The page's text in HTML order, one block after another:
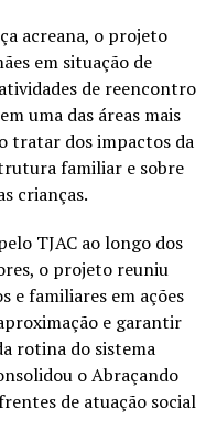
acreana, o projeto
em situação de
de reencontro
uma das áreas mais
tratar dos impactos da
familiar e sobre
crianças.
TJAC ao longo dos
o projeto reuniu
e familiares em ações
e garantir
rotina do sistema
o Abraçando
de atuação social